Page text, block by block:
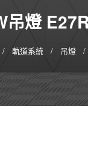
吊燈
軌道系統 吊燈